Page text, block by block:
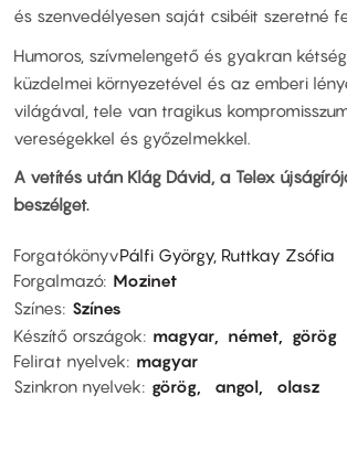
és szenvedélyesen saját csibéit szeretné
Humoros, szívmelengető és gyakran
küzdelmei környezetével és az emberi
világával, tele van tragikus
vereségekkel és győzelmekkel.
A vetítés után Klág Dávid, a Telex
beszélget.
ForgatókönyvPálfi György, Ruttkay Zsófia
Forgalmazó Mozinet
Színes Színes
Készítő országok
magyar német
görög
Felirat nyelvek
magyar
Szinkron nyelvek
görög angol olasz